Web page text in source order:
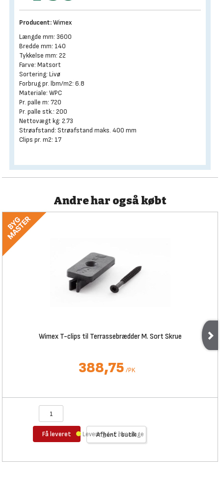
Producent:Wimex
Længde mm: 3600
Bredde mm: 140
Tykkelse mm: 22
Farve: Matsort
Sortering: Livø
Forbrug pr. lbm/m2: 6.8
Materiale: WPC
Pr. palle m: 720
Pr. palle stk.: 200
Nettovægt kg: 2.73
Strøafstand: Strøafstand maks. 400 mm
Clips pr. m2: 17
Andre har også købt
Wimex T-clips til Terrassebrædder M. Sort Skrue
388,75 /PK
Få leveret Afhent i butik
Levering 1-2 hverdage